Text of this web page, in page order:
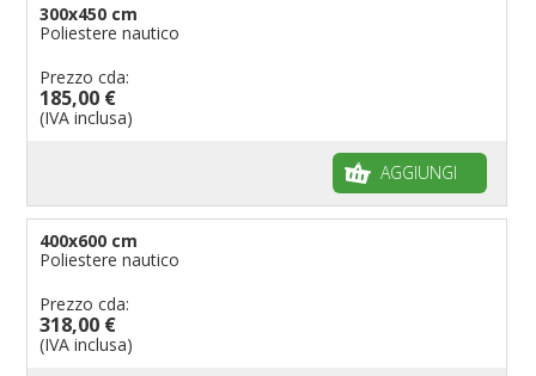
300x450 cm
Poliestere nautico
Prezzo cda:
185,00 €
(IVA inclusa)
AGGIUNGI
400x600 cm
Poliestere nautico
Prezzo cda:
318,00 €
(IVA inclusa)